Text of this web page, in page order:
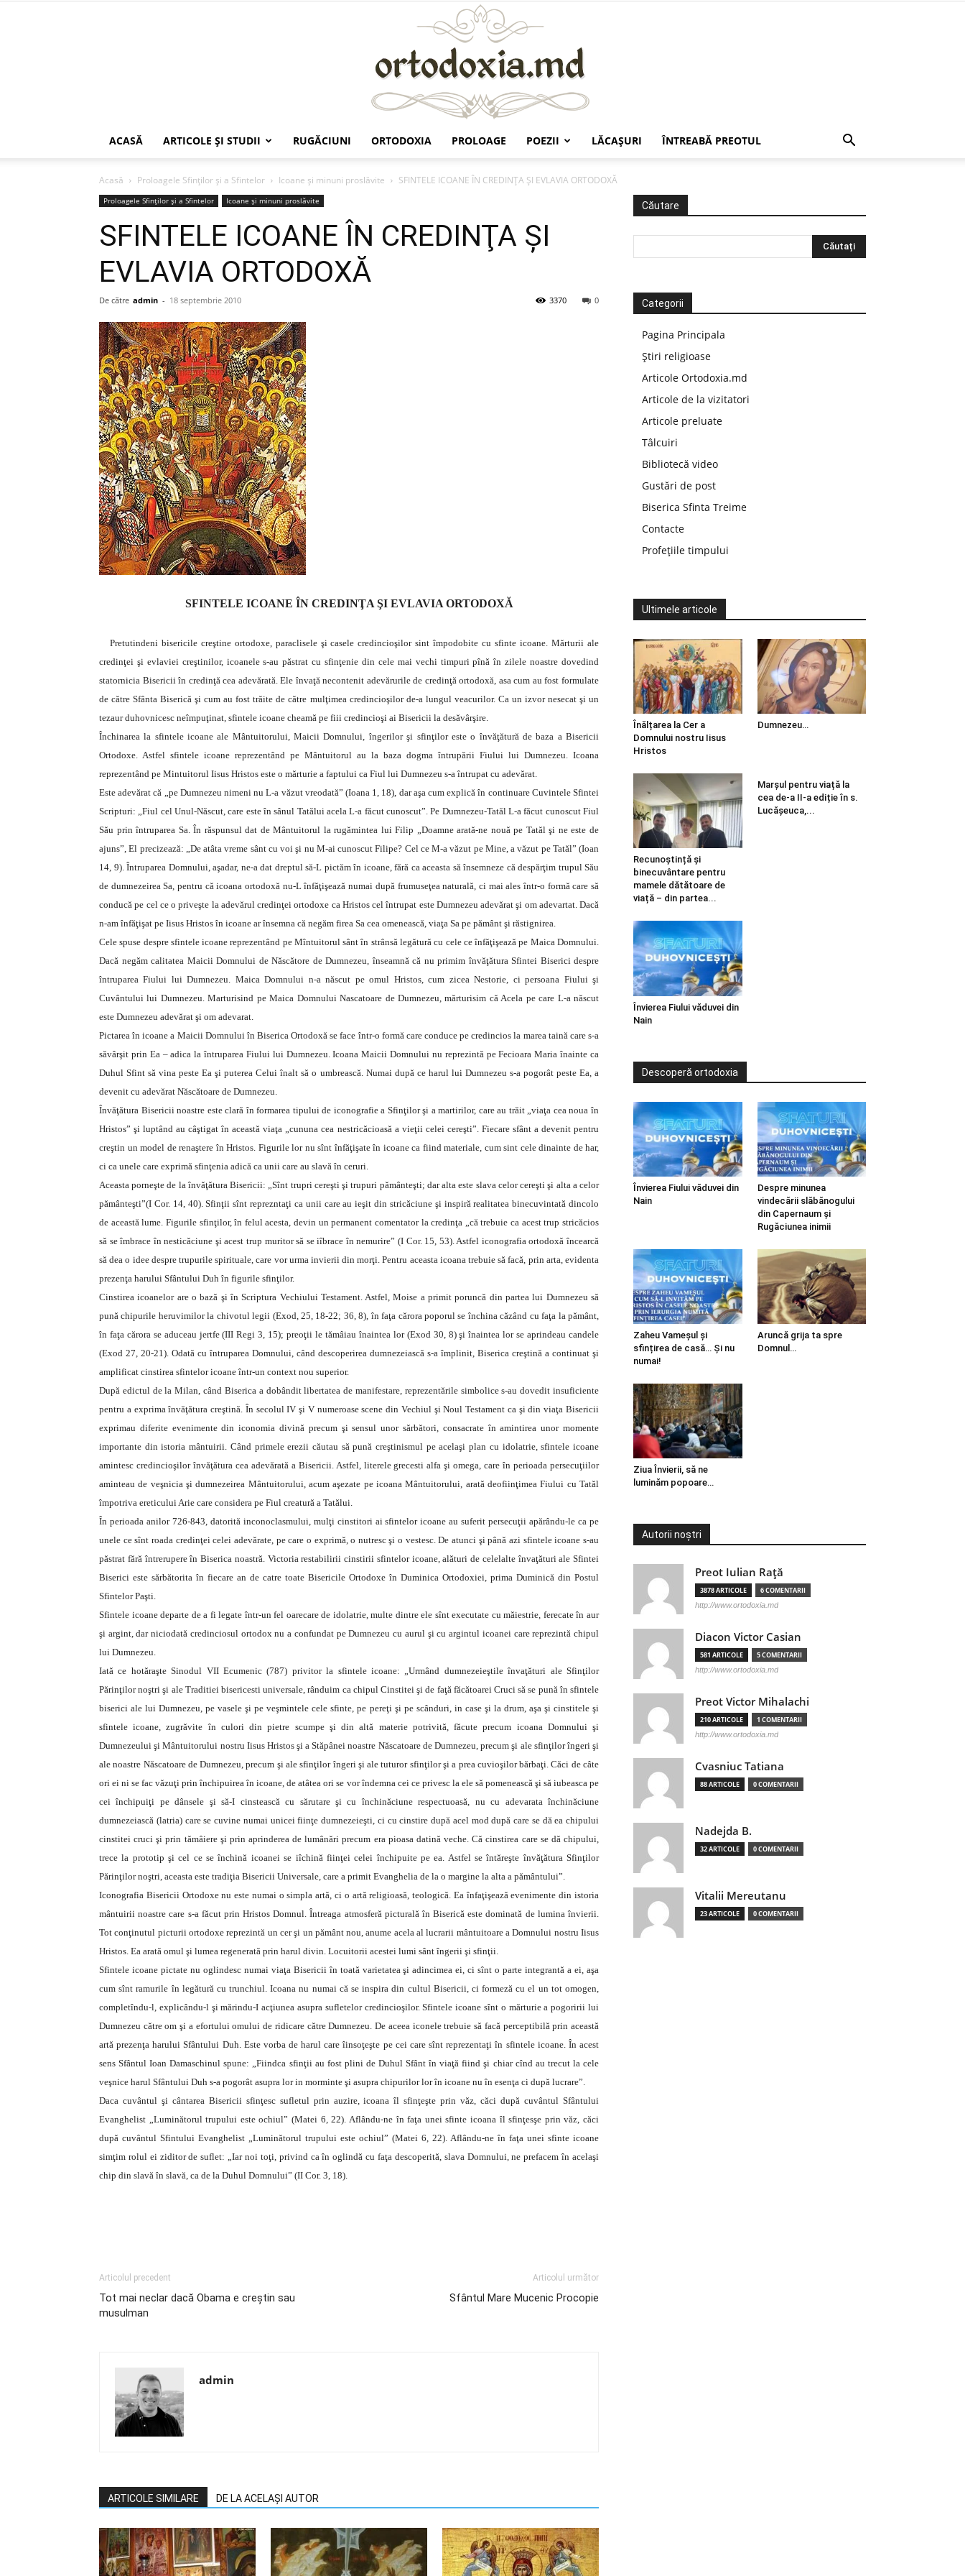
ACASĂ ARTICOLE ŞI STUDII RUGĂCIUNI ORTODOXIA PROLOAGE POEZII LĂCAŞURI ÎNTREABĂ PREOTUL
Acasă Proloagele Sfinților și a Sfintelor Icoane și minuni proslăvite SFINTELE ICOANE ÎN CREDINŢA ŞI EVLAVIA ORTODOXĂ
Proloagele Sfinților și a Sfintelor Icoane și minuni proslăvite
SFINTELE ICOANE ÎN CREDINŢA ŞI
EVLAVIA ORTODOXĂ
De către admin - 18 septembrie 2010 0
3370
SFINTELE ICOANE ÎN CREDINŢA ŞI EVLAVIA ORTODOXĂ
Pretutindeni bisericile creştine ortodoxe, paraclisele şi casele credincioşilor sint împodobite cu sfinte icoane. Mărturii ale
credinţei şi evlaviei creştinilor, icoanele s-au păstrat cu sfinţenie din cele mai vechi timpuri pînă în zilele noastre dovedind
statornicia Bisericii în credinţă cea adevărată. Ele învaţă necontenit adevărurile de credinţă ortodoxă, asa cum au fost formulate
de către Sfânta Biserică şi cum au fost trăite de către mulţimea credincioşilor de-a lungul veacurilor. Ca un izvor nesecat şi un
tezaur duhovnicesc neîmpuţinat, sfintele icoane cheamă pe fiii credincioşi ai Bisericii la desăvârşire.
Închinarea la sfintele icoane ale Mântuitorului, Maicii Domnului, îngerilor şi sfinţilor este o învăţătură de baza a Bisericii
Ortodoxe. Astfel sfintele icoane reprezentând pe Mântuitorul au la baza dogma întrupării Fiului lui Dumnezeu. Icoana
reprezentând pe Mintuitorul Iisus Hristos este o mărturie a faptului ca Fiul lui Dumnezeu s-a întrupat cu adevărat.
Este adevărat că „pe Dumnezeu nimeni nu L-a văzut vreodată” (Ioana 1, 18), dar aşa cum explică în continuare Cuvintele Sfintei
Scripturi: „Fiul cel Unul-Născut, care este în sânul Tatălui acela L-a făcut cunoscut”. Pe Dumnezeu-Tatăl L-a făcut cunoscut Fiul
Său prin întruparea Sa. În răspunsul dat de Mântuitorul la rugămintea lui Filip „Doamne arată-ne nouă pe Tatăl şi ne este de
ajuns”, El precizează: „De atâta vreme sânt cu voi şi nu M-ai cunoscut Filipe? Cel ce M-a văzut pe Mine, a văzut pe Tatăl” (Ioan
14, 9). Întruparea Domnului, aşadar, ne-a dat dreptul să-L pictăm în icoane, fără ca aceasta să însemneze că despărţim trupul Său
de dumnezeirea Sa, pentru că icoana ortodoxă nu-L înfăţişează numai după frumuseţea naturală, ci mai ales într-o formă care să
conducă pe cel ce o priveşte la adevărul credinţei ortodoxe ca Hristos cel întrupat este Dumnezeu adevărat şi om adevartat. Dacă
n-am înfăţişat pe Iisus Hristos în icoane ar însemna că negăm firea Sa cea omenească, viaţa Sa pe pământ şi răstignirea.
Cele spuse despre sfintele icoane reprezentând pe Mîntuitorul sânt în strânsă legătură cu cele ce înfăţişează pe Maica Domnului.
Dacă negăm calitatea Maicii Domnului de Născătore de Dumnezeu, înseamnă că nu primim învăţătura Sfintei Biserici despre
întruparea Fiului lui Dumnezeu. Maica Domnului n-a născut pe omul Hristos, cum zicea Nestorie, ci persoana Fiului şi
Cuvântului lui Dumnezeu. Marturisind pe Maica Domnului Nascatoare de Dumnezeu, mărturisim că Acela pe care L-a născut
este Dumnezeu adevărat şi om adevarat.
Pictarea în icoane a Maicii Domnului în Biserica Ortodoxă se face într-o formă care conduce pe credincios la marea taină care s-a
săvârşit prin Ea – adica la întruparea Fiului lui Dumnezeu. Icoana Maicii Domnului nu reprezintă pe Fecioara Maria înainte ca
Duhul Sfint să vina peste Ea şi puterea Celui înalt să o umbrească. Numai după ce harul lui Dumnezeu s-a pogorât peste Ea, a
devenit cu adevărat Născătoare de Dumnezeu.
Învăţătura Bisericii noastre este clară în formarea tipului de iconografie a Sfinţilor şi a martirilor, care au trăit „viaţa cea noua în
Hristos” şi luptând au câştigat în această viaţa „cununa cea nestricăcioasă a vieţii celei cereşti”. Fiecare sfânt a devenit pentru
creştin un model de renaştere în Hristos. Figurile lor nu sînt înfăţişate în icoane ca fiind materiale, cum sint cele dinainte de har,
ci ca unele care exprimă sfinţenia adică ca unii care au slavă în ceruri.
Aceasta porneşte de la învăţătura Bisericii: „Sînt trupri cereşti şi trupuri pământeşti; dar alta este slava celor cereşti şi alta a celor
pământeşti”(I Cor. 14, 40). Sfinţii sînt reprezntaţi ca unii care au ieşit din stricăciune şi inspiră realitatea binecuvintată dincolo
de această lume. Figurile sfinţilor, în felul acesta, devin un permanent comentator la credinţa „că trebuie ca acest trup stricăcios
să se îmbrace în nesticăciune şi acest trup muritor să se iîbrace în nemurire” (I Cor. 15, 53). Astfel iconografia ortodoxă încearcă
să dea o idee despre trupurile spirituale, care vor urma invierii din morţi. Pentru aceasta icoana trebuie să facă, prin arta, evidenta
prezenţa harului Sfântului Duh în figurile sfinţilor.
Cinstirea icoanelor are o bază şi în Scriptura Vechiului Testament. Astfel, Moise a primit poruncă din partea lui Dumnezeu să
pună chipurile heruvimilor la chivotul legii (Exod, 25, 18-22; 36, 8), în faţa cărora poporul se închina căzând cu faţa la pământ,
în faţa cărora se aduceau jertfe (III Regi 3, 15); preoţii le tămâiau înaintea lor (Exod 30, 8) şi înaintea lor se aprindeau candele
(Exod 27, 20-21). Odată cu întruparea Domnului, când descoperirea dumnezeiască s-a împlinit, Biserica creştină a continuat şi
amplificat cinstirea sfintelor icoane într-un context nou superior.
După edictul de la Milan, când Biserica a dobândit libertatea de manifestare, reprezentările simbolice s-au dovedit insuficiente
pentru a exprima învăţătura creştină. În secolul IV şi V numeroase scene din Vechiul şi Noul Testament ca şi din viaţa Bisericii
exprimau diferite evenimente din iconomia divină precum şi sensul unor sărbători, consacrate în amintirea unor momente
importante din istoria mântuirii. Când primele erezii căutau să pună creştinismul pe acelaşi plan cu idolatrie, sfintele icoane
amintesc credincioşilor învăţătura cea adevărată a Bisericii. Astfel, literele grecesti alfa şi omega, care în perioada persecuţiilor
aminteau de veşnicia şi dumnezeirea Mântuitorului, acum aşezate pe icoana Mântuitorului, arată deofiinţimea Fiului cu Tatăl
împotriva ereticului Arie care considera pe Fiul creatură a Tatălui.
În perioada anilor 726-843, datorită inconoclasmului, mulţi cinstitori ai sfintelor icoane au suferit persecuţii apărându-le ca pe
unele ce sînt roada credinţei celei adevărate, pe care o exprimă, o nutresc şi o vestesc. De atunci şi până azi sfintele icoane s-au
păstrat fără întrerupere în Biserica noastră. Victoria restabilirii cinstirii sfintelor icoane, alături de celelalte învaţături ale Sfintei
Biserici este sărbătorita în fiecare an de catre toate Bisericile Ortodoxe în Duminica Ortodoxiei, prima Duminică din Postul
Sfintelor Paşti.
Sfintele icoane departe de a fi legate într-un fel oarecare de idolatrie, multe dintre ele sînt executate cu măiestrie, ferecate în aur
şi argint, dar niciodată credinciosul ortodox nu a confundat pe Dumnezeu cu aurul şi cu argintul icoanei care reprezintă chipul
lui Dumnezeu.
Iată ce hotăraşte Sinodul VII Ecumenic (787) privitor la sfintele icoane: „Urmând dumnezeieştile învaţături ale Sfinţilor
Părinţilor noştri şi ale Traditiei bisericesti universale, rânduim ca chipul Cinstitei şi de faţă făcătoarei Cruci să se pună în sfintele
biserici ale lui Dumnezeu, pe vasele şi pe veşmintele cele sfinte, pe pereţi şi pe scânduri, in case şi la drum, aşa şi cinstitele şi
sfintele icoane, zugrăvite în culori din pietre scumpe şi din altă materie potrivită, făcute precum icoana Domnului şi
Dumnezeului şi Mântuitorului nostru Iisus Hristos şi a Stăpânei noastre Născatoare de Dumnezeu, precum şi ale sfinţilor îngeri şi
ale noastre Născatoare de Dumnezeu, precum şi ale sfinţilor îngeri şi ale tuturor sfinţilor şi a prea cuvioşilor bărbaţi. Căci de câte
ori ei ni se fac văzuţi prin închipuirea în icoane, de atâtea ori se vor îndemna cei ce privesc la ele să pomenească şi să iubeasca pe
cei închipuiţi pe dânsele şi să-I cinstească cu sărutare şi cu închinăciune respectuoasă, nu cu adevarata închinăciune
dumnezeiască (latria) care se cuvine numai unicei fiinţe dumnezeieşti, ci cu cinstire după acel mod după care se dă ea chipului
cinstitei cruci şi prin tămâiere şi prin aprinderea de lumânări precum era pioasa datină veche. Că cinstirea care se dă chipului,
trece la prototip şi cel ce se închină icoanei se iîchină fiinţei celei închipuite pe ea. Astfel se întăreşte învăţătura Sfinţilor
Părinţilor noştri, aceasta este tradiţia Bisericii Universale, care a primit Evanghelia de la o margine la alta a pământului”.
Iconografia Bisericii Ortodoxe nu este numai o simpla artă, ci o artă religioasă, teologică. Ea înfaţişează evenimente din istoria
mântuirii noastre care s-a făcut prin Hristos Domnul. Întreaga atmosferă picturală în Biserică este dominată de lumina învierii.
Tot conţinutul picturii ortodoxe reprezintă un cer şi un pământ nou, anume acela al lucrarii mântuitoare a Domnului nostru Iisus
Hristos. Ea arată omul şi lumea regenerată prin harul divin. Locuitorii acestei lumi sânt îngerii şi sfinţii.
Sfintele icoane pictate nu oglindesc numai viaţa Bisericii în toată varietatea şi adincimea ei, ci sînt o parte integrantă a ei, aşa
cum sînt ramurile în legătură cu trunchiul. Icoana nu numai că se inspira din cultul Bisericii, ci formeză cu el un tot omogen,
completîndu-l, explicându-l şi mărindu-I acţiunea asupra sufletelor credincioşilor. Sfintele icoane sînt o mărturie a pogoririi lui
Dumnezeu către om şi a efortului omului de ridicare către Dumnezeu. De aceea iconele trebuie să facă perceptibilă prin această
artă prezenţa harului Sfântului Duh. Este vorba de harul care îinsoţeşte pe cei care sînt reprezentaţi în sfintele icoane. În acest
sens Sfântul Ioan Damaschinul spune: „Fiindca sfinţii au fost plini de Duhul Sfânt în viaţă fiind şi chiar cînd au trecut la cele
veşnice harul Sfântului Duh s-a pogorât asupra lor in morminte şi asupra chipurilor lor în icoane nu în esenţa ci după lucrare”.
Daca cuvântul şi cântarea Bisericii sfinţesc sufletul prin auzire, icoana îl sfinţeşte prin văz, căci după cuvântul Sfântului
Evanghelist „Luminătorul trupului este ochiul” (Matei 6, 22). Aflându-ne în faţa unei sfinte icoana îl sfinţesşe prin văz, căci
după cuvântul Sfintului Evanghelist „Luminătorul trupului este ochiul” (Matei 6, 22). Aflându-ne în faţa unei sfinte icoane
simţim rolul ei ziditor de suflet: „Iar noi toţi, privind ca în oglindă cu faţa descoperită, slava Domnului, ne prefacem în acelaşi
chip din slavă în slavă, ca de la Duhul Domnului” (II Cor. 3, 18).
Articolul precedent
Tot mai neclar dacă Obama e creştin sau
musulman
Articolul următor
Sfântul Mare Mucenic Procopie
admin
ARTICOLE SIMILARE DE LA ACELAȘI AUTOR
Căutare
Categorii
Pagina Principala
Știri religioase
Articole Ortodoxia.md
Articole de la vizitatori
Articole preluate
Tâlcuiri
Bibliotecă video
Gustări de post
Biserica Sfinta Treime
Contacte
Profețiile timpului
Ultimele articole
Înălțarea la Cer a
Domnului nostru Iisus
Hristos
Dumnezeu…
Recunoștință și
binecuvântare pentru
mamele dătătoare de
viață – din partea...
Marșul pentru viață la
cea de-a II-a ediție în s.
Lucășeuca,...
Învierea Fiului văduvei din
Nain
Descoperă ortodoxia
Învierea Fiului văduvei din
Nain
Despre minunea
vindecării slăbănogului
din Capernaum și
Rugăciunea inimii
Zaheu Vameșul și
sfințirea de casă… Și nu
numai!
Aruncă grija ta spre
Domnul…
Ziua Învierii, să ne
luminăm popoare…
Autorii noștri
Preot Iulian Raţă
3878 ARTICOLE 6 COMENTARII
http://www.ortodoxia.md
Diacon Victor Casian
581 ARTICOLE 5 COMENTARII
http://www.ortodoxia.md
Preot Victor Mihalachi
210 ARTICOLE 1 COMENTARII
http://www.ortodoxia.md
Cvasniuc Tatiana
88 ARTICOLE 0 COMENTARII
Nadejda B.
32 ARTICOLE 0 COMENTARII
Vitalii Mereutanu
23 ARTICOLE 0 COMENTARII